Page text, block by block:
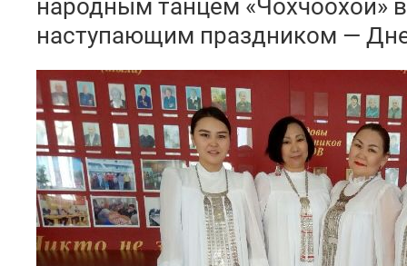
народным танцем «Чохчоохой»
наступающим праздником —